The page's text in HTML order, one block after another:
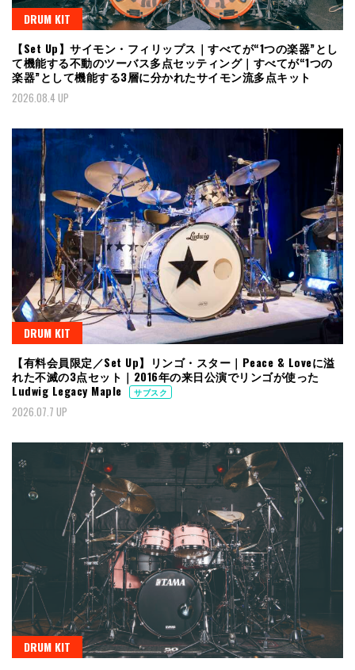
DRUM KIT
【Set Up】サイモン・フィリップス｜すべてが“1つの楽器”とし
て機能する不動のツーバス多点セッティング｜すべてが“1つの
楽器”として機能する3層に分かれたサイモン流多点キット
2026.08.4 UP
DRUM KIT
【有料会員限定／Set Up】リンゴ・スター｜Peace & Loveに溢
れた不滅の3点セット｜2016年の来日公演でリンゴが使った
Ludwig Legacy Maple
サブスク
2026.07.7 UP
DRUM KIT